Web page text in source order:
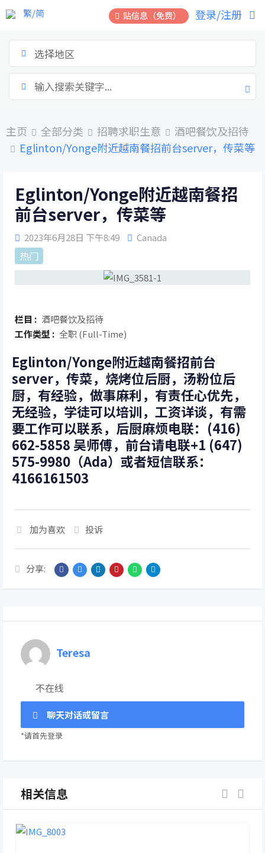
跳
到
贴信息（免费） 登录/注册
繁/简
选择地区
主页 全部分类 招聘求职生意
酒吧餐饮及招待
Eglinton/Yonge附近越南餐招前台server，传菜等
Eglinton/Yonge附近越南餐招
前台server，传菜等
2023年6月28日 下午8:49 Canada
热门
栏目 : 酒吧餐饮及招待
工作类型 : 全职 (Full-Time)
Eglinton/Yonge附近越南餐招前台
server，传菜，烧烤位后厨，汤粉位后
厨，有经验，做事麻利，有责任心优先，
无经验，学徒可以培训，工资详谈，有需
要工作可以联系，后厨麻烦电联：(416)
662-5858 吴师傅，前台请电联+1 (647)
575-9980（Ada）或者短信联系：
4166161503
加为喜欢 投诉
分享:
Teresa
不在线
聊天对话或留言
*请首先登录
相关信息